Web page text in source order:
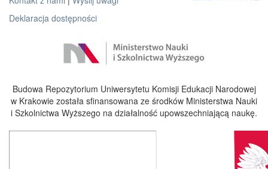
Deklaracja dostępności
Budowa Repozytorium Uniwersytetu Komisji Edukacji Narodowej
w Krakowie została sfinansowana ze środków Ministerstwa Nauki
i Szkolnictwa Wyższego na działalność upowszechniającą naukę.